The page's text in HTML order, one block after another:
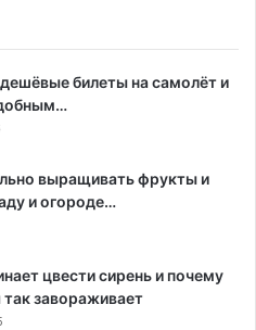
дешёвые билеты на самолёт и
выращивать фрукты и
и огороде…
цвести сирень и почему
завораживает